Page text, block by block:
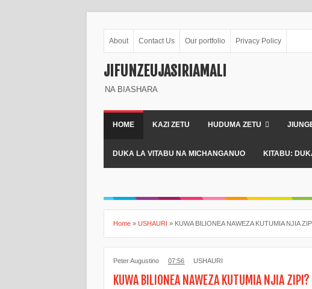
About Contact Us Our portfolio Privacy Policy
JIFUNZEUJASIRIAMALI
NA BIASHARA
HOME KAZI ZETU HUDUMA ZETU
DUKA LA VITABU NA MICHANGANUO KITABU:
Home » USHAURI » KUWA BILIONEA NAWEZA KUTUMIA NJIA
Peter Augustino 07:56 USHAURI
KUWA BILIONEA NAWEZA KUTUMIA NJIA ZIPI?